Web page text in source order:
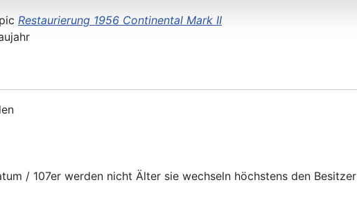
Restaurierung 1956 Continental Mark II
/ 107er werden nicht Älter sie wechseln höchstens den Besitzer